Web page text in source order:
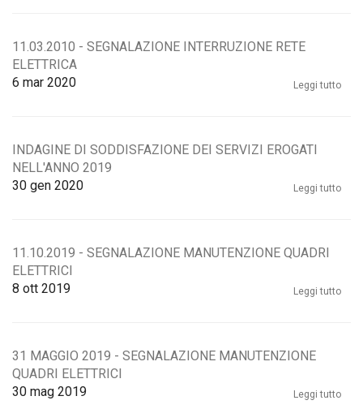
11.03.2010 - SEGNALAZIONE INTERRUZIONE RETE
ELETTRICA
6 mar 2020 Leggi tutto
INDAGINE DI SODDISFAZIONE DEI SERVIZI EROGATI
NELL'ANNO 2019
30 gen 2020 Leggi tutto
11.10.2019 - SEGNALAZIONE MANUTENZIONE QUADRI
ELETTRICI
8 ott 2019 Leggi tutto
31 MAGGIO 2019 - SEGNALAZIONE MANUTENZIONE
QUADRI ELETTRICI
30 mag 2019 Leggi tutto